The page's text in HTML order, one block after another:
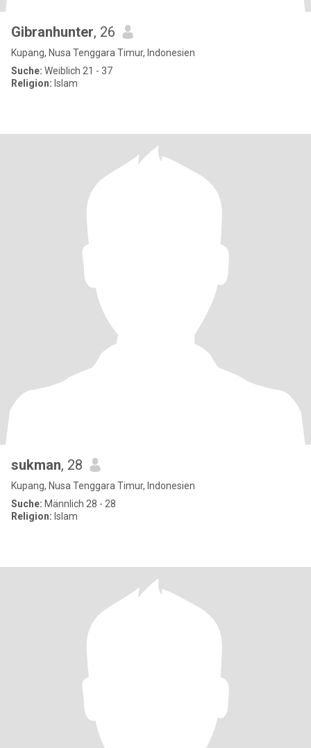
Gibranhunter, 26
Kupang, Nusa Tenggara Timur, Indonesien
Suche: Weiblich 21 - 37
Religion: Islam
sukman, 28
Kupang, Nusa Tenggara Timur, Indonesien
Suche: Männlich 28 - 28
Religion: Islam